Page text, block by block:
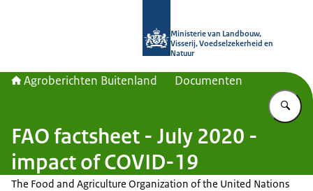
Ministerie van Landbouw,
Visserij, Voedselzekerheid en
Natuur
Agroberichten Buitenland Documenten
FAO factsheet - July 2020 -
impact of COVID-19
The Food and Agriculture Organization of the United Nations